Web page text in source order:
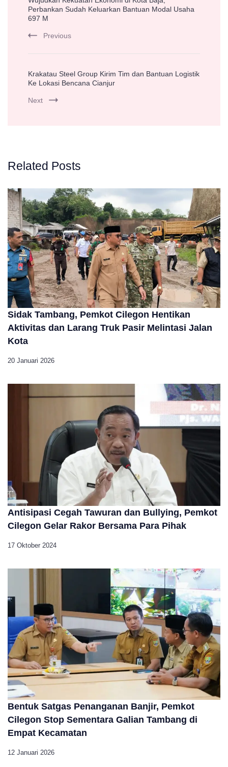
Navigation
Perbankan Sudah Keluarkan Bantuan Modal Usaha
697 M
Previous
Krakatau Steel Group Kirim Tim dan Bantuan Logistik
Ke Lokasi Bencana Cianjur
Next
Related Posts
Sidak Tambang, Pemkot Cilegon Hentikan
Aktivitas dan Larang Truk Pasir Melintasi Jalan
Kota
20 Januari 2026
Antisipasi Cegah Tawuran dan Bullying, Pemkot
Cilegon Gelar Rakor Bersama Para Pihak
17 Oktober 2024
Bentuk Satgas Penanganan Banjir, Pemkot
Cilegon Stop Sementara Galian Tambang di
Empat Kecamatan
12 Januari 2026